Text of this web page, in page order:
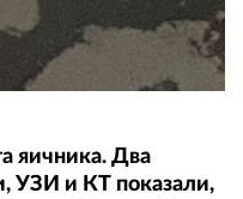
яичника. Два
УЗИ и КТ показали,